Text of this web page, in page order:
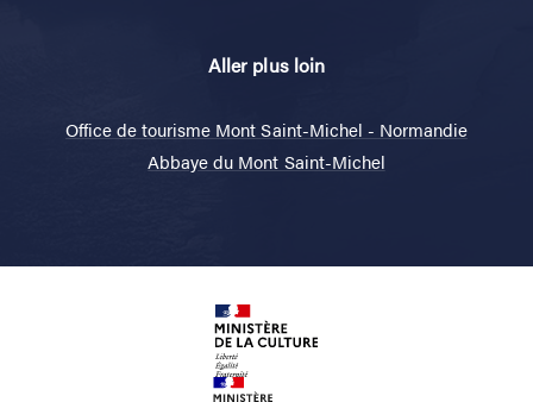
Aller plus loin
Office de tourisme Mont Saint-Michel - Normandie
Abbaye du Mont Saint-Michel